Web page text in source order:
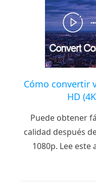
Cómo convertir
HD
Puede obtener
calidad después
1080p. Lee